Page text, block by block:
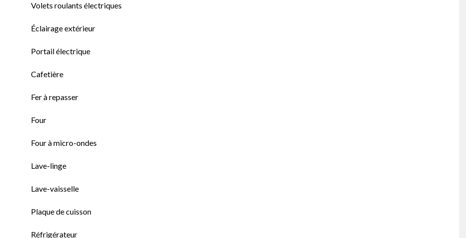
Volets roulants électriques
Éclairage extérieur
Portail électrique
Cafetière
Fer à repasser
Four
Four à micro-ondes
Lave-linge
Lave-vaisselle
Plaque de cuisson
Réfrigérateur